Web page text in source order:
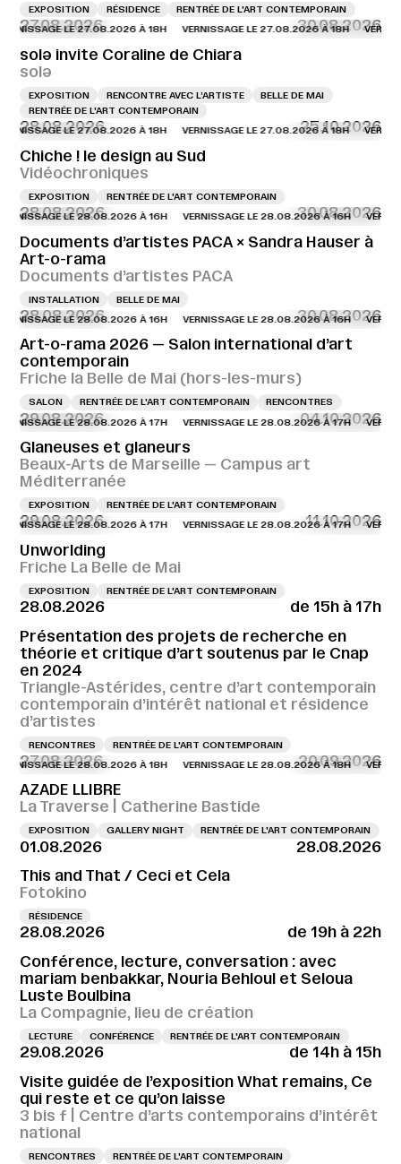
EXPOSITION RÉSIDENCE RENTRÉE DE L'ART CONTEMPORAIN
27.08.2026 30.08.2026
LE 27.08.2026 À 18H VERNISSAGE LE 27.08.2026 À 18H
solə invite Coraline de Chiara
solə
EXPOSITION RENCONTRE AVEC L’ARTISTE
BELLE DE MAI
RENTRÉE DE L'ART CONTEMPORAIN
28.08.2026 25.10.2026
LE 27.08.2026 À 18H VERNISSAGE LE 27.08.2026 À 18H
Chiche ! le design au Sud
Vidéochroniques
EXPOSITION RENTRÉE DE L'ART CONTEMPORAIN
28.08.2026 30.08.2026
LE 28.08.2026 À 16H VERNISSAGE LE 28.08.2026 À 16H
Documents d’artistes PACA × Sandra Hauser à
Art-o-rama
Documents d’artistes PACA
INSTALLATION BELLE DE MAI
28.08.2026 30.08.2026
LE 28.08.2026 À 16H VERNISSAGE LE 28.08.2026 À 16H
Art-o-rama 2026 — Salon international d’art
contemporain
Friche la Belle de Mai (hors-les-murs)
SALON RENTRÉE DE L'ART CONTEMPORAIN RENCONTRES
29.08.2026 04.10.2026
LE 28.08.2026 À 17H VERNISSAGE LE 28.08.2026 À 17H
Glaneuses et glaneurs
Beaux-Arts de Marseille — Campus art
Méditerranée
EXPOSITION RENTRÉE DE L'ART CONTEMPORAIN
29.08.2026 11.10.2026
LE 28.08.2026 À 17H VERNISSAGE LE 28.08.2026 À 17H
Unworlding
Friche La Belle de Mai
EXPOSITION RENTRÉE DE L'ART CONTEMPORAIN
28.08.2026
de 15h à 17h
Présentation des projets de recherche en
théorie et critique d’art soutenus par le Cnap
en 2024
Triangle-Astérides, centre d’art contemporain
contemporain d’intérêt national et résidence
d’artistes
RENCONTRES RENTRÉE DE L'ART CONTEMPORAIN
27.08.2026 20.09.2026
LE 28.08.2026 À 18H VERNISSAGE LE 28.08.2026 À 18H
AZADE LLIBRE
La Traverse | Catherine Bastide
EXPOSITION GALLERY NIGHT RENTRÉE DE L'ART CONTEMPORAIN
01.08.2026
28.08.2026
This and That / Ceci et Cela
Fotokino
RÉSIDENCE
28.08.2026
de 19h à 22h
Conférence, lecture, conversation : avec
mariam benbakkar, Nouria Behloul et Seloua
Luste Boulbina
La Compagnie, lieu de création
LECTURE CONFÉRENCE RENTRÉE DE L'ART CONTEMPORAIN
29.08.2026
de 14h à 15h
Visite guidée de l’exposition What remains, Ce
qui reste et ce qu’on laisse
3 bis f | Centre d’arts contemporains d’intérêt
national
RENCONTRES RENTRÉE DE L'ART CONTEMPORAIN